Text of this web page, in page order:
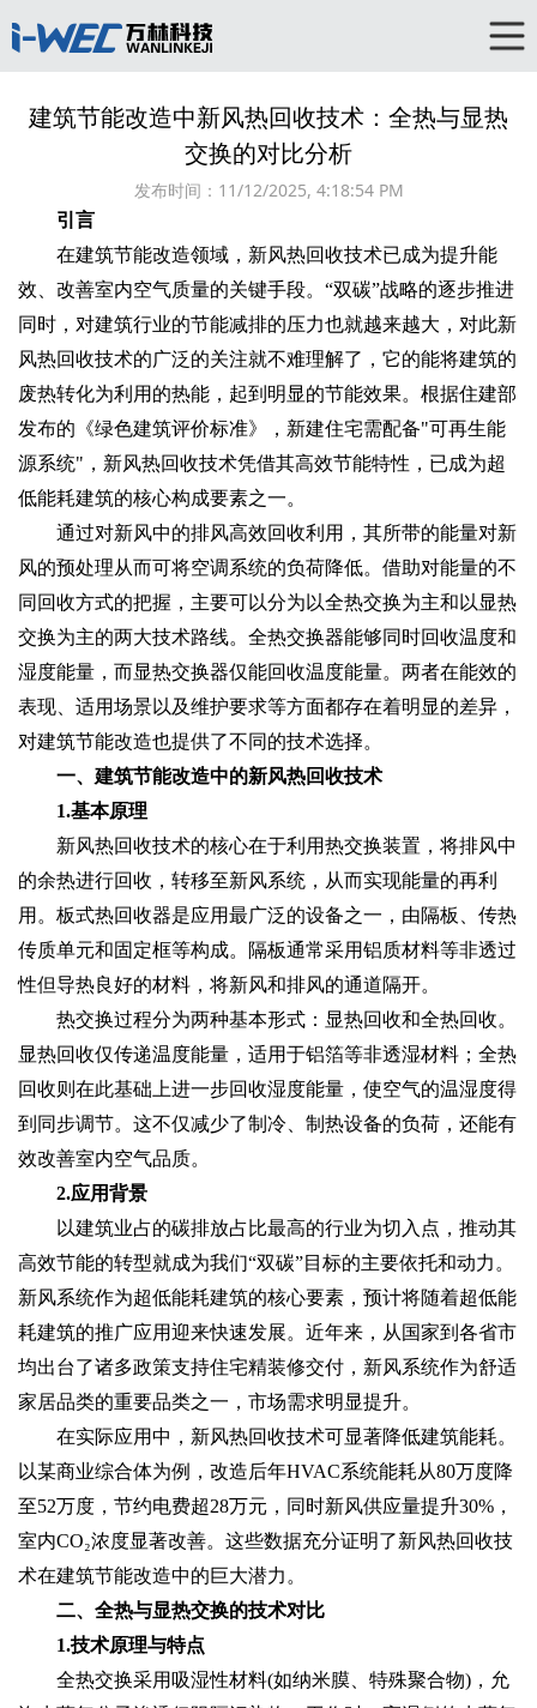
建筑节能改造中新风热回收技术：全热与显热
交换的对比分析
发布时间： 11/12/2025, 4:18:54 PM
引言
在建筑节能改造领域，新风热回收技术已成为提升能
效、改善室内空气质量的关键手段。“双碳”战略的逐步推进
同时，对建筑行业的节能减排的压力也就越来越大，对此新
风热回收技术的广泛的关注就不难理解了，它的能将建筑的
废热转化为利用的热能，起到明显的节能效果。根据住建部
发布的《绿色建筑评价标准》，新建住宅需配备"可再生能
源系统"，新风热回收技术凭借其高效节能特性，已成为超
低能耗建筑的核心构成要素之一。
通过对新风中的排风高效回收利用，其所带的能量对新
风的预处理从而可将空调系统的负荷降低。借助对能量的不
同回收方式的把握，主要可以分为以全热交换为主和以显热
交换为主的两大技术路线。全热交换器能够同时回收温度和
湿度能量，而显热交换器仅能回收温度能量。两者在能效的
表现、适用场景以及维护要求等方面都存在着明显的差异，
对建筑节能改造也提供了不同的技术选择。
一、建筑节能改造中的新风热回收技术
1.基本原理
新风热回收技术的核心在于利用热交换装置，将排风中
的余热进行回收，转移至新风系统，从而实现能量的再利
用。板式热回收器是应用最广泛的设备之一，由隔板、传热
传质单元和固定框等构成。隔板通常采用铝质材料等非透过
性但导热良好的材料，将新风和排风的通道隔开。
热交换过程分为两种基本形式：显热回收和全热回收。
显热回收仅传递温度能量，适用于铝箔等非透湿材料；全热
回收则在此基础上进一步回收湿度能量，使空气的温湿度得
到同步调节。这不仅减少了制冷、制热设备的负荷，还能有
效改善室内空气品质。
2.应用背景
以建筑业占的碳排放占比最高的行业为切入点，推动其
高效节能的转型就成为我们“双碳”目标的主要依托和动力。
新风系统作为超低能耗建筑的核心要素，预计将随着超低能
耗建筑的推广应用迎来快速发展。近年来，从国家到各省市
均出台了诸多政策支持住宅精装修交付，新风系统作为舒适
家居品类的重要品类之一，市场需求明显提升。
在实际应用中，新风热回收技术可显著降低建筑能耗。
以某商业综合体为例，改造后年HVAC系统能耗从80万度降
至52万度，节约电费超28万元，同时新风供应量提升30%，
室内CO₂浓度显著改善。这些数据充分证明了新风热回收技
术在建筑节能改造中的巨大潜力。
二、全热与显热交换的技术对比
1.技术原理与特点
全热交换‌采用吸湿性材料(如纳米膜、特殊聚合物)，允